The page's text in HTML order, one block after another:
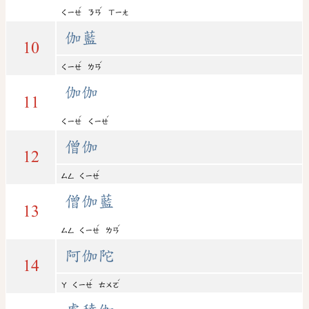
ㄑㄧㄝ
ˊ
ㄋㄢ
ˊ
ㄒㄧㄤ
10
伽藍
ㄑㄧㄝ
ˊ
ㄌㄢ
ˊ
11
伽伽
ㄑㄧㄝ
ˊ
ㄑㄧㄝ
ˊ
12
僧伽
ㄙㄥ ㄑㄧㄝ
ˊ
13
僧伽藍
ㄙㄥ ㄑㄧㄝ
ˊ
ㄌㄢ
ˊ
14
阿伽陀
ㄚ ㄑㄧㄝ
ˊ
ㄊㄨㄛ
ˊ